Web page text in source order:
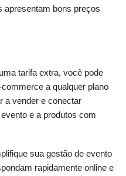
apresentam bons preços
tarifa extra, você pode
a qualquer plano
a vender e conectar
e a produtos com
sua gestão de evento
rapidamente online e